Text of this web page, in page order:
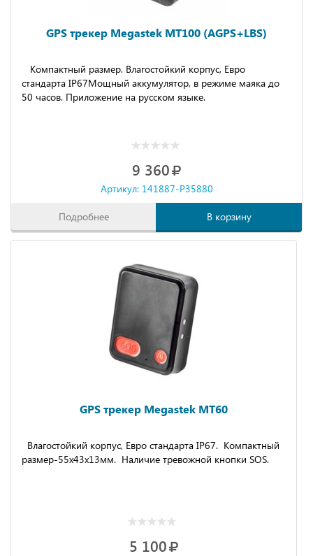
GPS трекер Megastek MT100 (AGPS+LBS)
Компактный размер. Влагостойкий корпус, Евро
стандарта IP67Мощный аккумулятор, в режиме маяка до
50 часов. Приложение на русском языке.
9 360
Артикул: 141887-P35880
Подробнее В корзину
GPS трекер Megastek MT60
Влагостойкий корпус, Евро стандарта IP67. Компактный
размер-55x43x13мм. Наличие тревожной кнопки SOS.
5 100